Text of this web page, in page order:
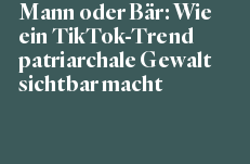
Mann oder Bär: Wie
ein TikTok-Trend
patriarchale Gewalt
sichtbar macht